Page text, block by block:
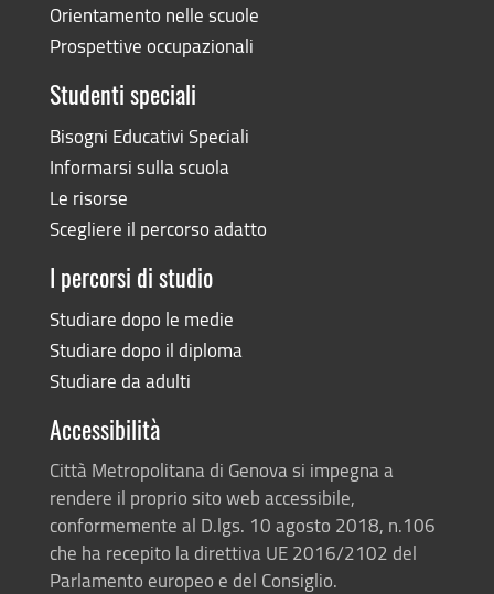
Orientamento nelle scuole
Prospettive occupazionali
Studenti speciali
Bisogni Educativi Speciali
Informarsi sulla scuola
Le risorse
Scegliere il percorso adatto
I percorsi di studio
Studiare dopo le medie
Studiare dopo il diploma
Studiare da adulti
Accessibilità
Città Metropolitana di Genova si impegna a
rendere il proprio sito web accessibile,
conformemente al D.lgs. 10 agosto 2018, n.106
che ha recepito la direttiva UE 2016/2102 del
Parlamento europeo e del Consiglio.